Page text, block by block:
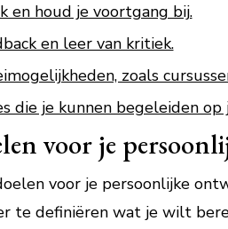
en houd je voortgang bij.
en leer van kritiek.
zoals
die je kunnen begeleiden
voor je
voor je persoonlijke
te definiëren wat je wilt